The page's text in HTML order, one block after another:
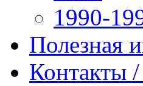
1990-
Полезная
Контакты /